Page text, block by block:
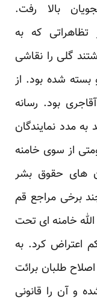
بالا رفت.
تظاهراتی که به
گلی را نقاشی
بسته شده بود. از
نگاه آنان این تصویر سمبل هاشم آقاجری بود‏‎.‎‏ رسانه
مدد نمایندگان
از سوی خامنه
‏های حقوق بشر
برخی مراجع قم
الله ‏خامنه ای تحت
اعتراض کرد. به
‏طلبان برائت
و آن را قانونی